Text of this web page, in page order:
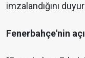
imzalandığını
Fenerbahçe'nin